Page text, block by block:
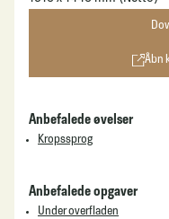
Åbn
Anbefalede øvelser
Kropssprog
Anbefalede opgaver
Under overfladen